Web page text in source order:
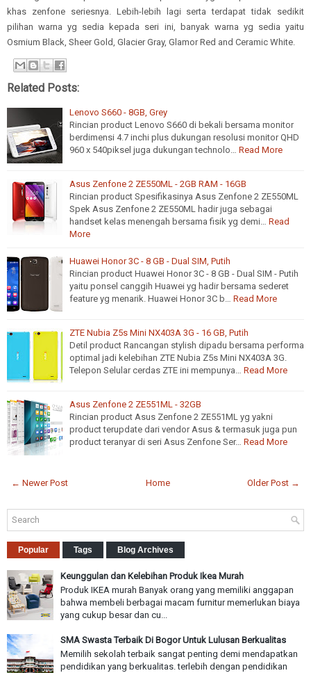
khas zenfone seriesnya. Lebih-lebih lagi serta terdapat tidak sedikit
pilihan warna yg sedia kepada seri ini, banyak warna yg sedia yaitu
Osmium Black, Sheer Gold, Glacier Gray, Glamor Red and Ceramic White.
Related Posts:
Lenovo S660 - 8GB, Grey
Rincian product Lenovo S660 di bekali bersama monitor
berdimensi 4.7 inchi plus dukungan resolusi monitor QHD
960 x 540piksel juga dukungan technolo…
Read More
Asus Zenfone 2 ZE550ML - 2GB RAM - 16GB
Rincian product Spesifikasinya Asus Zenfone 2 ZE550ML
Spek Asus Zenfone 2 ZE550ML hadir juga sebagai
handset kelas menengah bersama fisik yg demi…
Read
More
Huawei Honor 3C - 8 GB - Dual SIM, Putih
Rincian product Huawei Honor 3C - 8 GB - Dual SIM - Putih
yaitu ponsel canggih Huawei yg hadir bersama sederet
feature yg menarik. Huawei Honor 3C b…
Read More
ZTE Nubia Z5s Mini NX403A 3G - 16 GB, Putih
Detil product Rancangan stylish dipadu bersama performa
optimal jadi kelebihan ZTE Nubia Z5s Mini NX403A 3G.
Telepon Selular cerdas ZTE ini mempunya…
Read More
Asus Zenfone 2 ZE551ML - 32GB
Rincian product Asus Zenfone 2 ZE551ML yg yakni
product terupdate dari vendor Asus & termasuk juga pun
product teranyar di seri Asus Zenfone Ser…
Read More
← Newer Post Older Post →
Home
Popular Tags Blog Archives
Keunggulan dan Kelebihan Produk Ikea Murah
Produk IKEA murah Banyak orang yang memiliki anggapan
bahwa membeli berbagai macam furnitur memerlukan biaya
yang cukup besar dan cu...
SMA Swasta Terbaik Di Bogor Untuk Lulusan Berkualitas
Memilih sekolah terbaik sangat penting demi mendapatkan
pendidikan yang berkualitas. terlebih dengan pendidikan